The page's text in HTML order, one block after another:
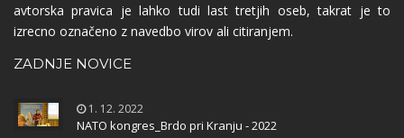
avtorska pravica je lahko tudi last tretjih oseb, takrat je to
izrecno označeno z navedbo virov ali citiranjem.
ZADNJE NOVICE
1. 12. 2022
NATO kongres_Brdo pri Kranju - 2022